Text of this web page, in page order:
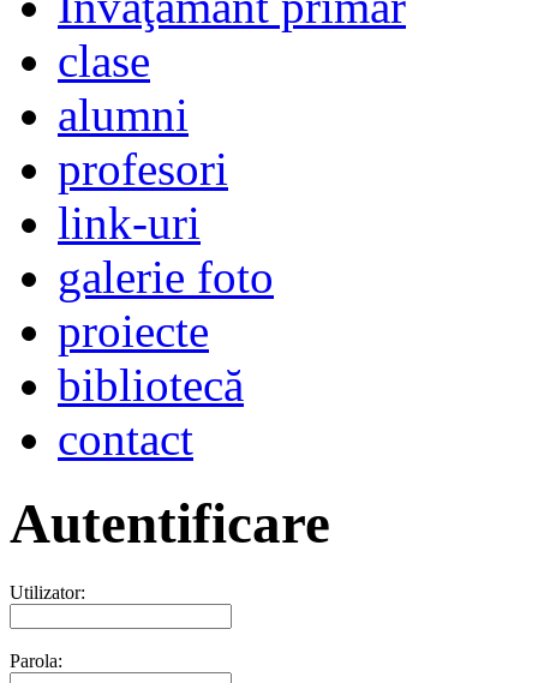
clase
alumni
profesori
link-uri
galerie foto
proiecte
bibliotecă
contact
Autentificare
Utilizator:
Parola: